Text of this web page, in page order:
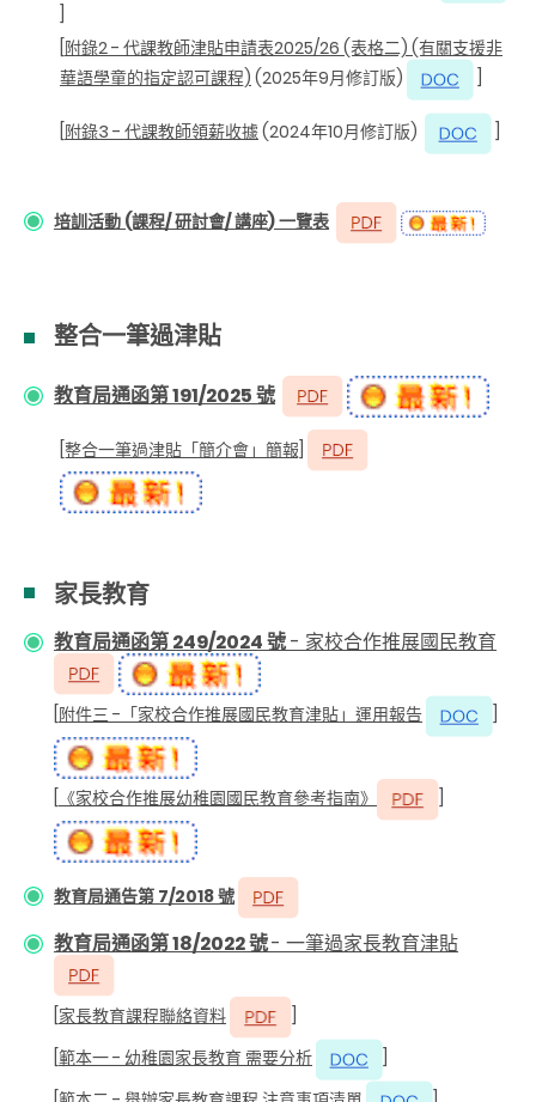
]
[附錄2 - 代課教師津貼申請表2025/26 (表格二) (有關支援非
華語學童的指定認可課程) (2025年9月修訂版) ]
[附錄3 - 代課教師領薪收據(2024年10月修訂版) ]
培訓活動 (課程/ 研討會/ 講座) 一覽表
整合一筆過津貼
教育局通函第 191/2025 號
[整合一筆過津貼「簡介會」簡報]
家長教育
教育局通函第249/2024號- 家校合作推展國民教育
附件三 -「家校合作推展國民教育津貼」運用報告
《家校合作推展幼稚園國民教育參考指南》
教育局通告第 7/2018 號
教育局通函第 18/2022 號- 一筆過家長教育津貼
家長教育課程聯絡資料
範本一 - 幼稚園家長教育 需要分析